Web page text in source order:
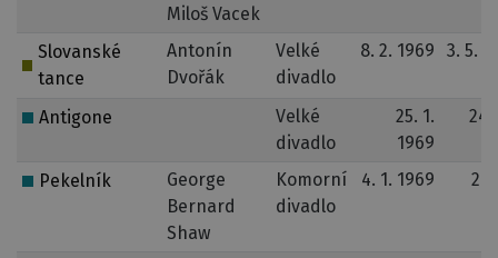
Miloš Vacek
Slovanské
tance
Antonín
Dvořák
Velké
divadlo
8. 2. 1969 3. 5.
Antigone
Velké
divadlo
25. 1.
1969
24.
Pekelník
George
Bernard
Shaw
Komorní
divadlo
4. 1. 1969
27.